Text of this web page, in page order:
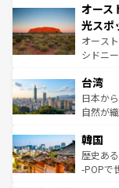
部のニ
文化が
しみな
るだろ
情報は
ワイ島
島だが
おすす
文化や
人々、
ク、伝
ってい
はコンテ
オース
光スポ
オース
シドニ
リアリ
ク）、
ど、見
いる。
ビング
い。オ
台湾
日本か
自然が
ン）、
と山間
驚きを
韓国
歴史あ
-POPで